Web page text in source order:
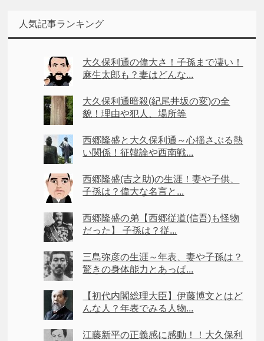
人気記事ランキング
大久保利通の偉大さ！子孫まで凄い！
麻生太郎も？妻はどんな...
大久保利通暗殺(紀尾井坂の変)の全
貌！理由や犯人、場所等
西郷隆盛と大久保利通～心揺さぶる熱
い関係！征韓論や西南戦...
西郷隆盛(吉之助)の生涯！妻や子供、
子孫は？偉大な名言と...
西郷隆盛の弟【西郷従道(信吾)も怪物
だった】 子孫は？従...
三島弥彦の生涯～年表、妻や子孫は？
驚きの身体能力とあっぱ...
【初代内閣総理大臣】伊藤博文とはど
んな人？年表でみる人物...
江藤新平の正義感に感動！！大久保利